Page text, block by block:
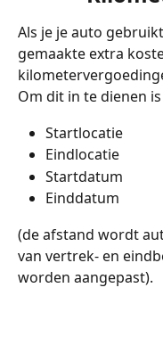
Als je je auto
gemaakte extra
Om dit in te dienen
Startlocatie
Eindlocatie
Startdatum
Einddatum
(de afstand wordt
van vertrek- en
worden aangepast).